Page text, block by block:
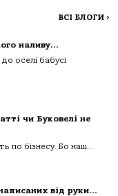
ВСІ БЛОГИ >
наливу…
оселі бабусі
чи Буковелі не
по бізнесу. Бо наш...
від руки…